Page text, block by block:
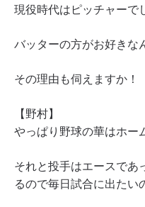
現役時代はピッチャーで
バッターの方がお好きな
その理由も伺えますか！
【野村】
やっぱり野球の華はホー
それと投手はエースであ
るので毎日試合に出たい